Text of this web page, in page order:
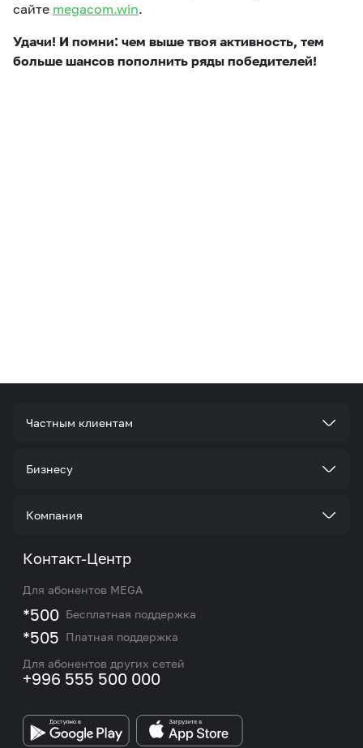
сайте megacom.win.
Удачи! И помни: чем выше твоя активность, тем
больше шансов пополнить ряды победителей!
Частным клиентам
Тарифы
Роуминг и международные звонки
eSIM
Подбор номера
Бизнесу
Стать корпоративным клиентом
M2M
Контакты сотрудников отдела по работе с
корпоративными и VIP клиентами
Компания
О нас
Новости
Карта покрытия сети и центров обслуживания
Работа в MEGA
Бренд MEGA
Контакт-Центр
Для абонентов MEGA
*500 Бесплатная поддержка
*505 Платная поддержка
Для абонентов других сетей
+996 555 500 000